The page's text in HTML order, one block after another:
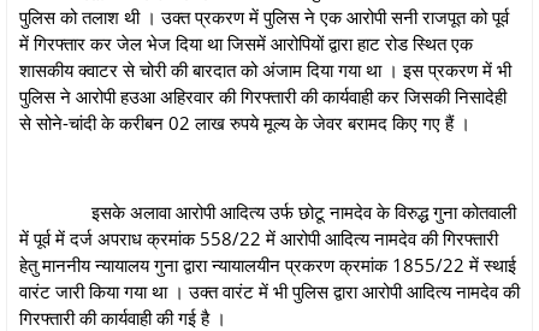
पुलिस को तलाश थी । उक्त प्रकरण में पुलिस ने एक आरोपी सनी राजपूत को पूर्व
में गिरफ्तार कर जेल भेज दिया था जिसमें आरोपियों द्वारा हाट रोड स्थित एक
शासकीय क्वाटर से चोरी की बारदात को अंजाम दिया गया था । इस प्रकरण में भी
पुलिस ने आरोपी हउआ अहिरवार की गिरफ्तारी की कार्यवाही कर जिसकी निसादेही
से सोने-चांदी के करीबन 02 लाख रुपये मूल्य के जेवर बरामद किए गए हैं ।
इसके अलावा आरोपी आदित्य उर्फ छोटू नामदेव के विरुद्ध गुना कोतवाली
में पूर्व में दर्ज अपराध क्रमांक 558/22 में आरोपी आदित्य नामदेव की गिरफ्तारी
हेतु माननीय न्यायालय गुना द्वारा न्यायालयीन प्रकरण क्रमांक 1855/22 में स्थाई
वारंट जारी किया गया था । उक्त वारंट में भी पुलिस द्वारा आरोपी आदित्य नामदेव की
गिरफ्तारी की कार्यवाही की गई है ।